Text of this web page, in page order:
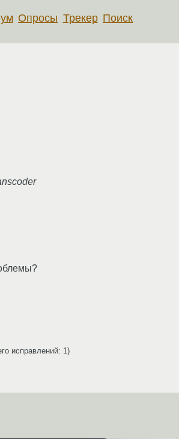
Опросы Трекер Поиск
исправлений: 1)